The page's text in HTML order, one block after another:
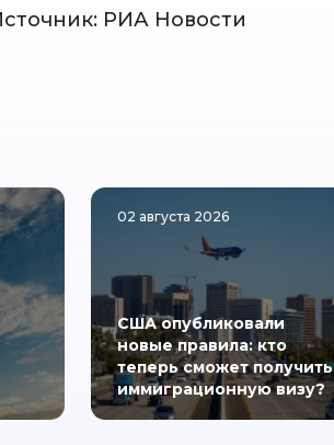
РИА Новости
02 августа 2026
США опубликовали
новые правила: кто
теперь сможет получить
иммиграционную визу?